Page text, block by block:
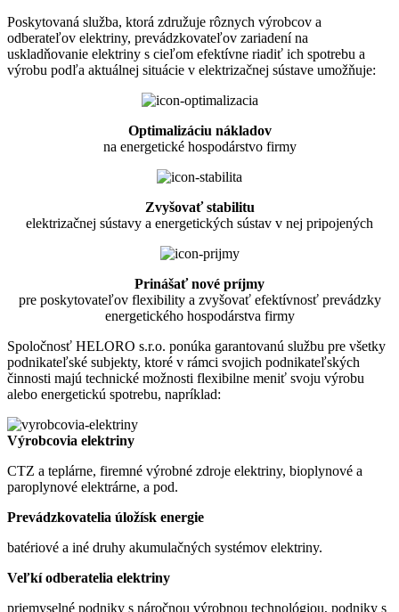
Poskytovaná služba, ktorá združuje rôznych výrobcov a
odberateľov elektriny, prevádzkovateľov zariadení na
uskladňovanie elektriny s cieľom efektívne riadiť ich spotrebu a
výrobu podľa aktuálnej situácie v elektrizačnej sústave umožňuje:
Optimalizáciu nákladov
na energetické hospodárstvo firmy
Zvyšovať stabilitu
elektrizačnej sústavy a energetických sústav v nej pripojených
Prinášať nové príjmy
pre poskytovateľov flexibility a zvyšovať efektívnosť prevádzky
energetického hospodárstva firmy
Spoločnosť HELORO s.r.o. ponúka garantovanú službu pre všetky
podnikateľské subjekty, ktoré v rámci svojich podnikateľských
činnosti majú technické možnosti flexibilne meniť svoju výrobu
alebo energetickú spotrebu, napríklad:
Výrobcovia elektriny
CTZ a teplárne, firemné výrobné zdroje elektriny, bioplynové a
paroplynové elektrárne, a pod.
Prevádzkovatelia úložísk energie
batériové a iné druhy akumulačných systémov elektriny.
Veľkí odberatelia elektriny
priemyselné podniky s náročnou výrobnou technológiou, podniky s